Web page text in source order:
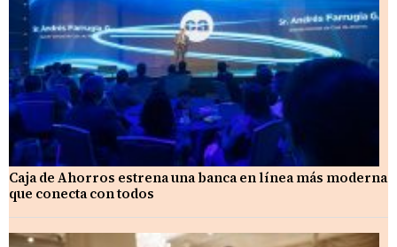
Caja de Ahorros estrena una banca en línea más moderna
que conecta con todos